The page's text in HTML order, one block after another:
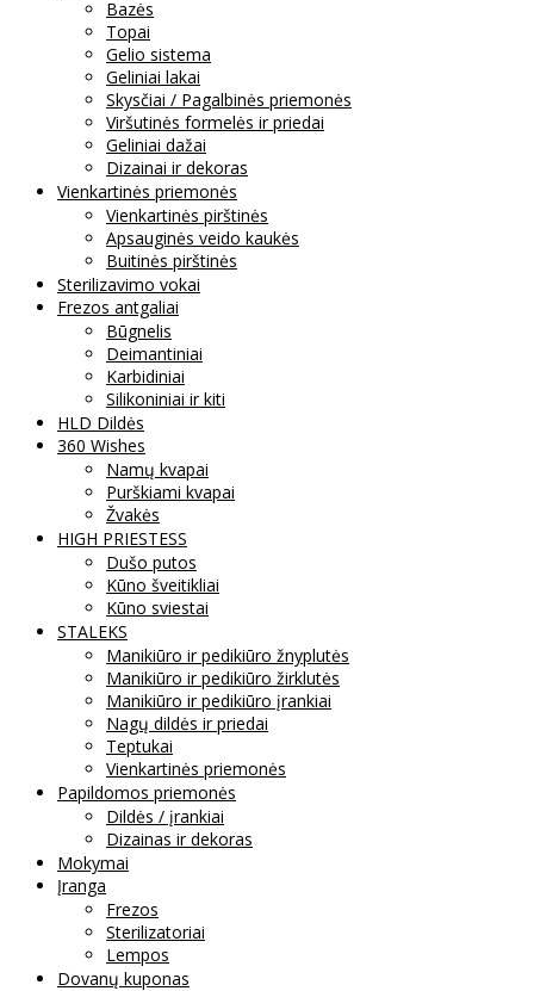
Bazės
Topai
Gelio sistema
Geliniai lakai
Skysčiai / Pagalbinės priemonės
Viršutinės formelės ir priedai
Geliniai dažai
Dizainai ir dekoras
Vienkartinės priemonės
Vienkartinės pirštinės
Apsauginės veido kaukės
Buitinės pirštinės
Sterilizavimo vokai
Frezos antgaliai
Būgnelis
Deimantiniai
Karbidiniai
Silikoniniai ir kiti
HLD Dildės
360 Wishes
Namų kvapai
Purškiami kvapai
Žvakės
HIGH PRIESTESS
Dušo putos
Kūno šveitikliai
Kūno sviestai
STALEKS
Manikiūro ir pedikiūro žnyplutės
Manikiūro ir pedikiūro žirklutės
Manikiūro ir pedikiūro įrankiai
Nagų dildės ir priedai
Teptukai
Vienkartinės priemonės
Papildomos priemonės
Dildės / įrankiai
Dizainas ir dekoras
Mokymai
Įranga
Frezos
Sterilizatoriai
Lempos
Dovanų kuponas